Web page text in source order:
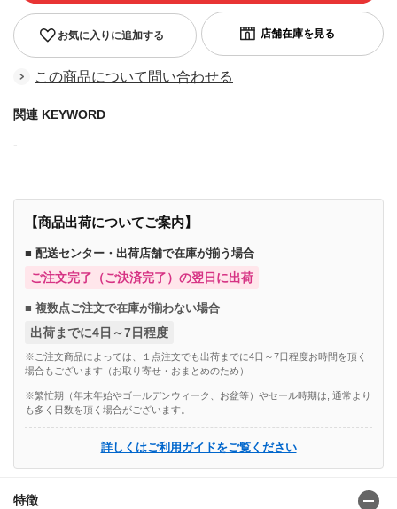
お気に入りに追加する
この商品について問い合わせる
関連 KEYWORD
-
【商品出荷についてご案内】
■ 配送センター・出荷店舗で在庫が揃う場合
ご注文完了（ご決済完了）の翌日に出荷
■ 複数点ご注文で在庫が揃わない場合
出荷までに4日～7日程度
※ご注文商品によっては、１点注文でも出荷までに4日～7日程度お時間を頂く
場合もございます（お取り寄せ・おまとめのため）
※繁忙期（年末年始やゴールデンウィーク、お盆等）やセール時期は, 通常より
も多く日数を頂く場合がございます。
詳しくはご利用ガイドをご覧ください
特徴